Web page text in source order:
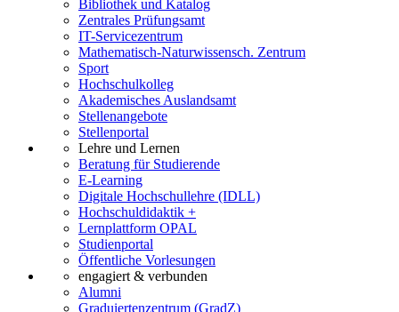
Bibliothek und Katalog
Zentrales Prüfungsamt
IT-Servicezentrum
Mathematisch-Naturwissensch. Zentrum
Sport
Hochschulkolleg
Akademisches Auslandsamt
Stellenangebote
Stellenportal
Lehre und Lernen
Beratung für Studierende
E-Learning
Digitale Hochschullehre (IDLL)
Hochschuldidaktik +
Lernplattform OPAL
Studienportal
Öffentliche Vorlesungen
engagiert & verbunden
Alumni
Graduiertenzentrum (GradZ)